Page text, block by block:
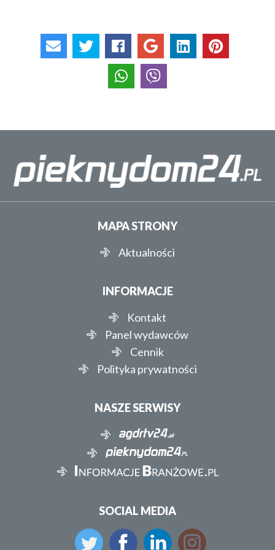
MAPA STRONY
Aktualności
INFORMACJE
Kontakt
Panel wydawców
Cennik
Polityka prywatności
NASZE SERWISY
SOCIAL MEDIA